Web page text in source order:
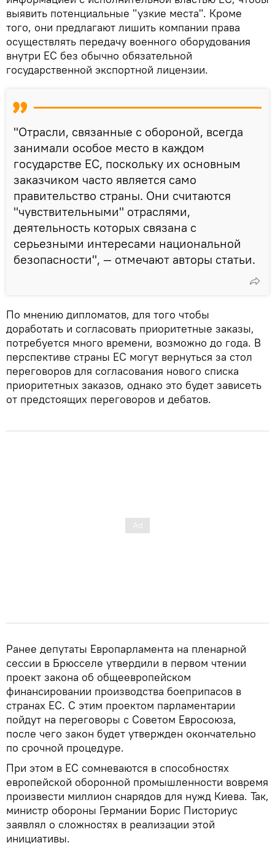
выявить потенциальные "узкие места". Кроме
того, они предлагают лишить компании права
осуществлять передачу военного оборудования
внутри ЕС без обычно обязательной
государственной экспортной лицензии.
"Отрасли, связанные с обороной, всегда
занимали особое место в каждом
государстве ЕС, поскольку их основным
заказчиком часто является само
правительство страны. Они считаются
"чувствительными" отраслями,
деятельность которых связана с
серьезными интересами национальной
безопасности", — отмечают авторы статьи.
По мнению дипломатов, для того чтобы
доработать и согласовать приоритетные заказы,
потребуется много времени, возможно до года. В
перспективе страны ЕС могут вернуться за стол
переговоров для согласования нового списка
приоритетных заказов, однако это будет зависеть
от предстоящих переговоров и дебатов.
Ранее депутаты Европарламента на пленарной
сессии в Брюсселе утвердили в первом чтении
проект закона об общеевропейском
финансировании производства боеприпасов в
странах ЕС. С этим проектом парламентарии
пойдут на переговоры с Советом Евросоюза,
после чего закон будет утвержден окончательно
по срочной процедуре.
При этом в ЕС сомневаются в способностях
европейской оборонной промышленности вовремя
произвести миллион снарядов для нужд Киева. Так,
министр обороны Германии Борис Писториус
заявлял о сложностях в реализации этой
инициативы.